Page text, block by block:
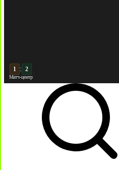
2 : 2
Матч-центр